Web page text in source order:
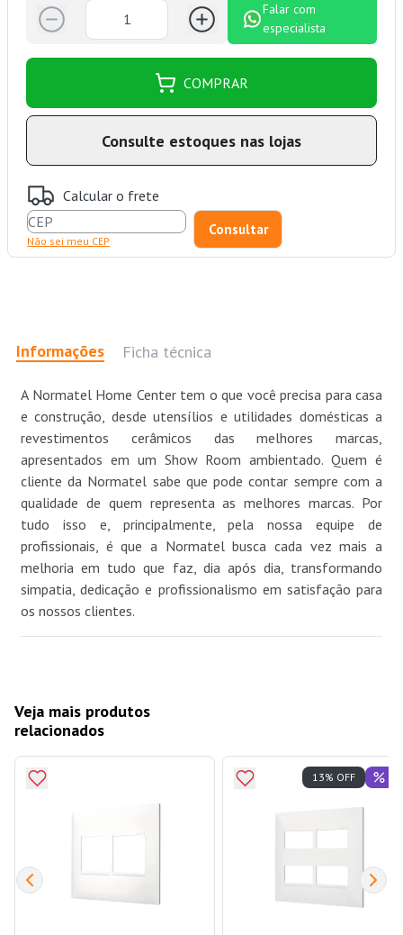
Falar com
especialista
COMPRAR
Consulte estoques nas lojas
Calcular o frete
Não sei meu CEP
Informações Ficha técnica
A Normatel Home Center tem o que você precisa para casa
e construção, desde utensílios e utilidades domésticas a
revestimentos cerâmicos das melhores marcas,
apresentados em um Show Room ambientado. Quem é
cliente da Normatel sabe que pode contar sempre com a
qualidade de quem representa as melhores marcas. Por
tudo isso e, principalmente, pela nossa equipe de
profissionais, é que a Normatel busca cada vez mais a
melhoria em tudo que faz, dia após dia, transformando
simpatia, dedicação e profissionalismo em satisfação para
os nossos clientes.
Veja mais produtos
relacionados
13% OFF